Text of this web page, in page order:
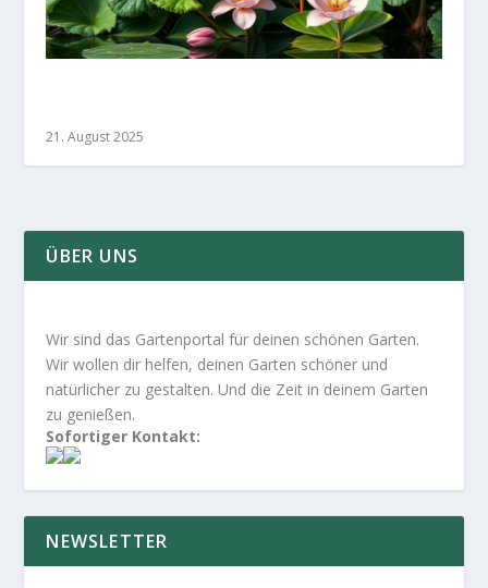
21. August 2025
ÜBER UNS
Wir sind das Gartenportal für deinen schönen Garten.
Wir wollen dir helfen, deinen Garten schöner und
natürlicher zu gestalten. Und die Zeit in deinem Garten
zu genießen.
Sofortiger Kontakt:
NEWSLETTER